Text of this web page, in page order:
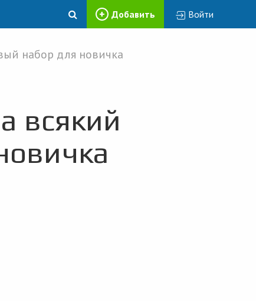
Добавить Войти
набор для новичка
всякий